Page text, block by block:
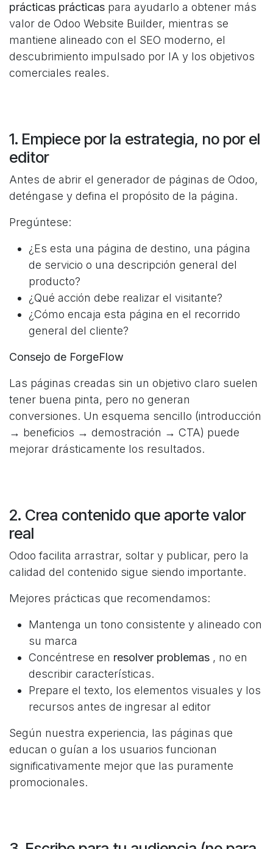
prácticas prácticas para ayudarlo a obtener más
valor de Odoo Website Builder, mientras se
mantiene alineado con el SEO moderno, el
descubrimiento impulsado por IA y los objetivos
comerciales reales.
1. Empiece por la estrategia, no por el
editor
Antes de abrir el generador de páginas de Odoo,
deténgase y defina el propósito de la página.
Pregúntese:
¿Es esta una página de destino, una página
de servicio o una descripción general del
producto?
¿Qué acción debe realizar el visitante?
¿Cómo encaja esta página en el recorrido
general del cliente?
Consejo de ForgeFlow
Las páginas creadas sin un objetivo claro suelen
tener buena pinta, pero no generan
conversiones. Un esquema sencillo (introducción
→ beneficios → demostración → CTA) puede
mejorar drásticamente los resultados.
2. Crea contenido que aporte valor
real
Odoo facilita arrastrar, soltar y publicar, pero la
calidad del contenido sigue siendo importante.
Mejores prácticas que recomendamos:
Mantenga un tono consistente y alineado con
su marca
Concéntrese en resolver problemas , no en
describir características.
Prepare el texto, los elementos visuales y los
recursos antes de ingresar al editor
Según nuestra experiencia, las páginas que
educan o guían a los usuarios funcionan
significativamente mejor que las puramente
promocionales.